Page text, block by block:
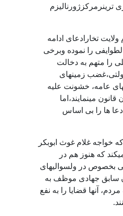
ترينرمرکزژورناليزم
تخارادعاى ادامه
را نموده وبرخى
را متهم به دخالت
زمينهاى
عامه، خشونت عليه
مينمايند،اما
ها را بى اساس
خواجه غلام غوث ابوبکر
که هنوز هم در
بخصوص در ولسواليهاى
سابق جهادى موظف به
آنها قضايا را به نفع